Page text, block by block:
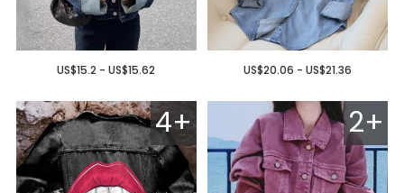
US$20.06 - US$21.36
US$15.2 - US$15.62
2+
4+